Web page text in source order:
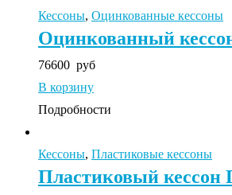
Кессоны, Оцинкованные кессоны
Оцинкованный
76600 руб
В корзину
Подробности
Кессоны, Пластиковые кессоны
Пластиковый кессон